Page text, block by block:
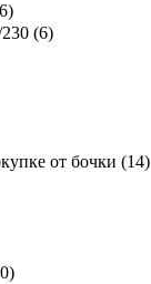
)
(6)
от бочки (14)
)